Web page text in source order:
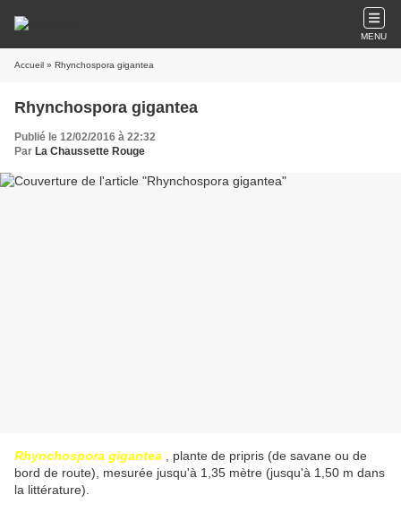
MENU
Accueil » Rhynchospora gigantea
Rhynchospora gigantea
Publié le 12/02/2016 à 22:32
Par La Chaussette Rouge
Rhynchospora gigantea , plante de pripris (de savane ou de
bord de route), mesurée jusqu'à 1,35 mètre (jusqu'à 1,50 m dans
la littérature).